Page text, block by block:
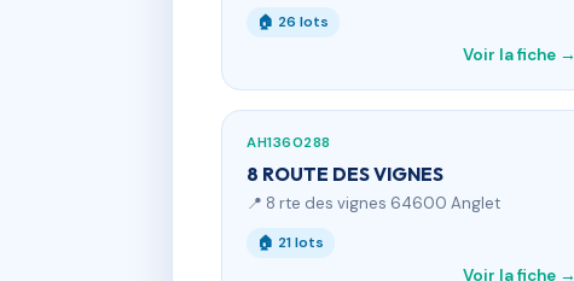
🏠 26 lots
Voir la fiche →
AH1360288
8 ROUTE DES VIGNES
📍 8 rte des vignes 64600 Anglet
🏠 21 lots
Voir la fiche →